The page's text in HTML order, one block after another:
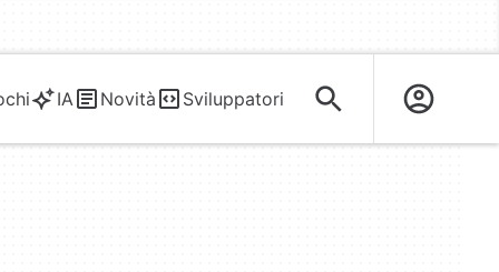
IA Novità Sviluppatori